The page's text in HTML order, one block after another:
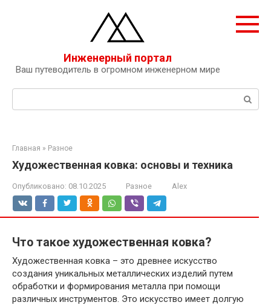
Инженерный портал
Ваш путеводитель в огромном инженерном мире
Поиск:
Главная » Разное
Художественная ковка: основы и техника
Опубликовано: 08.10.2025 Разное Alex
Что такое художественная ковка?
Художественная ковка – это древнее искусство
создания уникальных металлических изделий путем
обработки и формирования металла при помощи
различных инструментов. Это искусство имеет долгую